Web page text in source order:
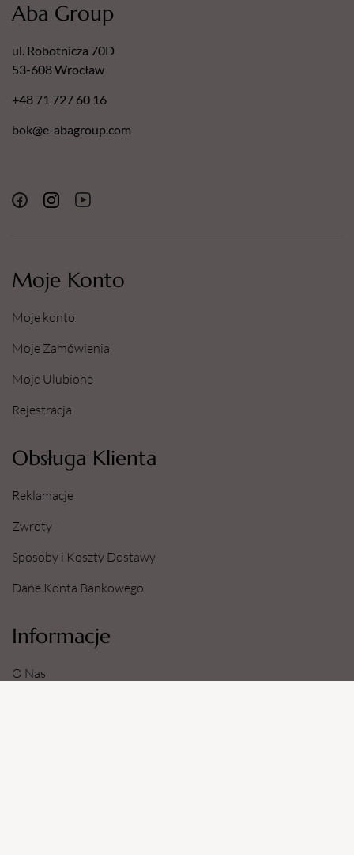
Moje Konto
Moje konto
Moje Zamówienia
Moje Ulubione
Rejestracja
Obsługa Klienta
Reklamacje
Zwroty
Sposoby i Koszty Dostawy
Dane Konta Bankowego
Informacje
O Nas
Aba Group
ul. Robotnicza 70D
53-608 Wrocław
+48 71 727 60 16
bok@e-abagroup.com